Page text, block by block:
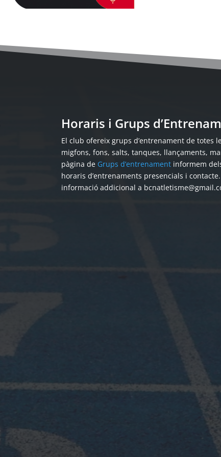
Horaris i Grups
El club ofereix grups d’entrenament de totes
migfons, fons, salts, tanques, llançaments,
pàgina de Grups d’entrenamentinformem
horaris d’entrenaments presencials i
informació addicional a